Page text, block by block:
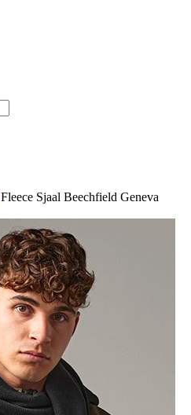
Fleece Sjaal Beechfield Geneva